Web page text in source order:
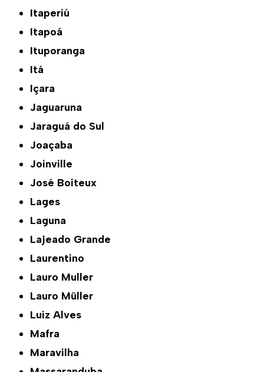
Itaperiú
Itapoá
Ituporanga
Itá
Içara
Jaguaruna
Jaraguá do Sul
Joaçaba
Joinville
José Boiteux
Lages
Laguna
Lajeado Grande
Laurentino
Lauro Muller
Lauro Müller
Luiz Alves
Mafra
Maravilha